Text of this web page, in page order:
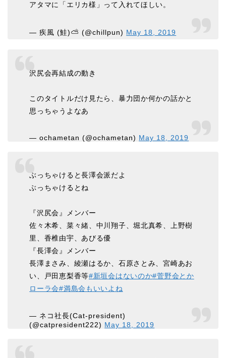
アタマに「エリカ様」って入れてほしい。
— 疾風 (鮭)⛅ (@chillpun) May 18, 2019
沢尻会再結成の動き
このタイトルだけ見たら、暴力団か何かの話かと
思っちゃうよなあ
— ochametan (@ochametan) May 18, 2019
ぶっちゃけると長澤会派だよ
ぶっちゃけるとね
『沢尻会』メンバー
佐々木希、菜々緒、中川翔子、堀北真希、上野樹
里、香椎由宇、あびる優
『長澤会』メンバー
長澤まさみ、綾瀬はるか、石原さとみ、宮崎あお
い、戸田恵梨香等#新垣会はないのか#菅野会とか
ローラ会#満島会もいいよね
— ネコ社長(Cat-president)
(@catpresident222) May 18, 2019